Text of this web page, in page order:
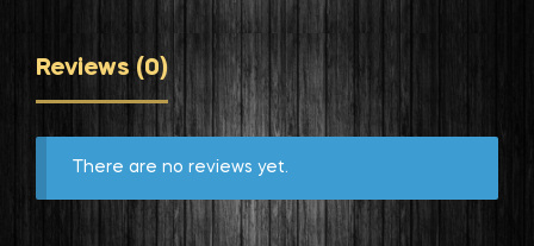
Reviews (0)
There are no reviews yet.